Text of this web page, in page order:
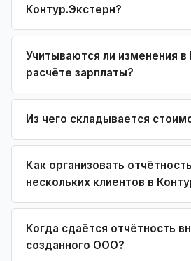
Контур.Экстерн?
Учитываются ли изменения
расчёте зарплаты?
Из чего складывается
Как организовать
нескольких клиентов в
Когда сдаётся отчётность
созданного ООО?